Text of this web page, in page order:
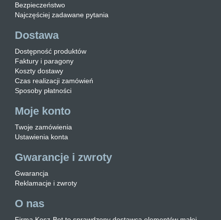
Bezpieczeństwo
Najczęściej zadawane pytania
Dostawa
Dostępność produktów
Faktury i paragony
Koszty dostawy
Czas realizacji zamówień
Sposoby płatności
Moje konto
Twoje zamówienia
Ustawienia konta
Gwarancje i zwroty
Gwarancja
Reklamacje i zwroty
O nas